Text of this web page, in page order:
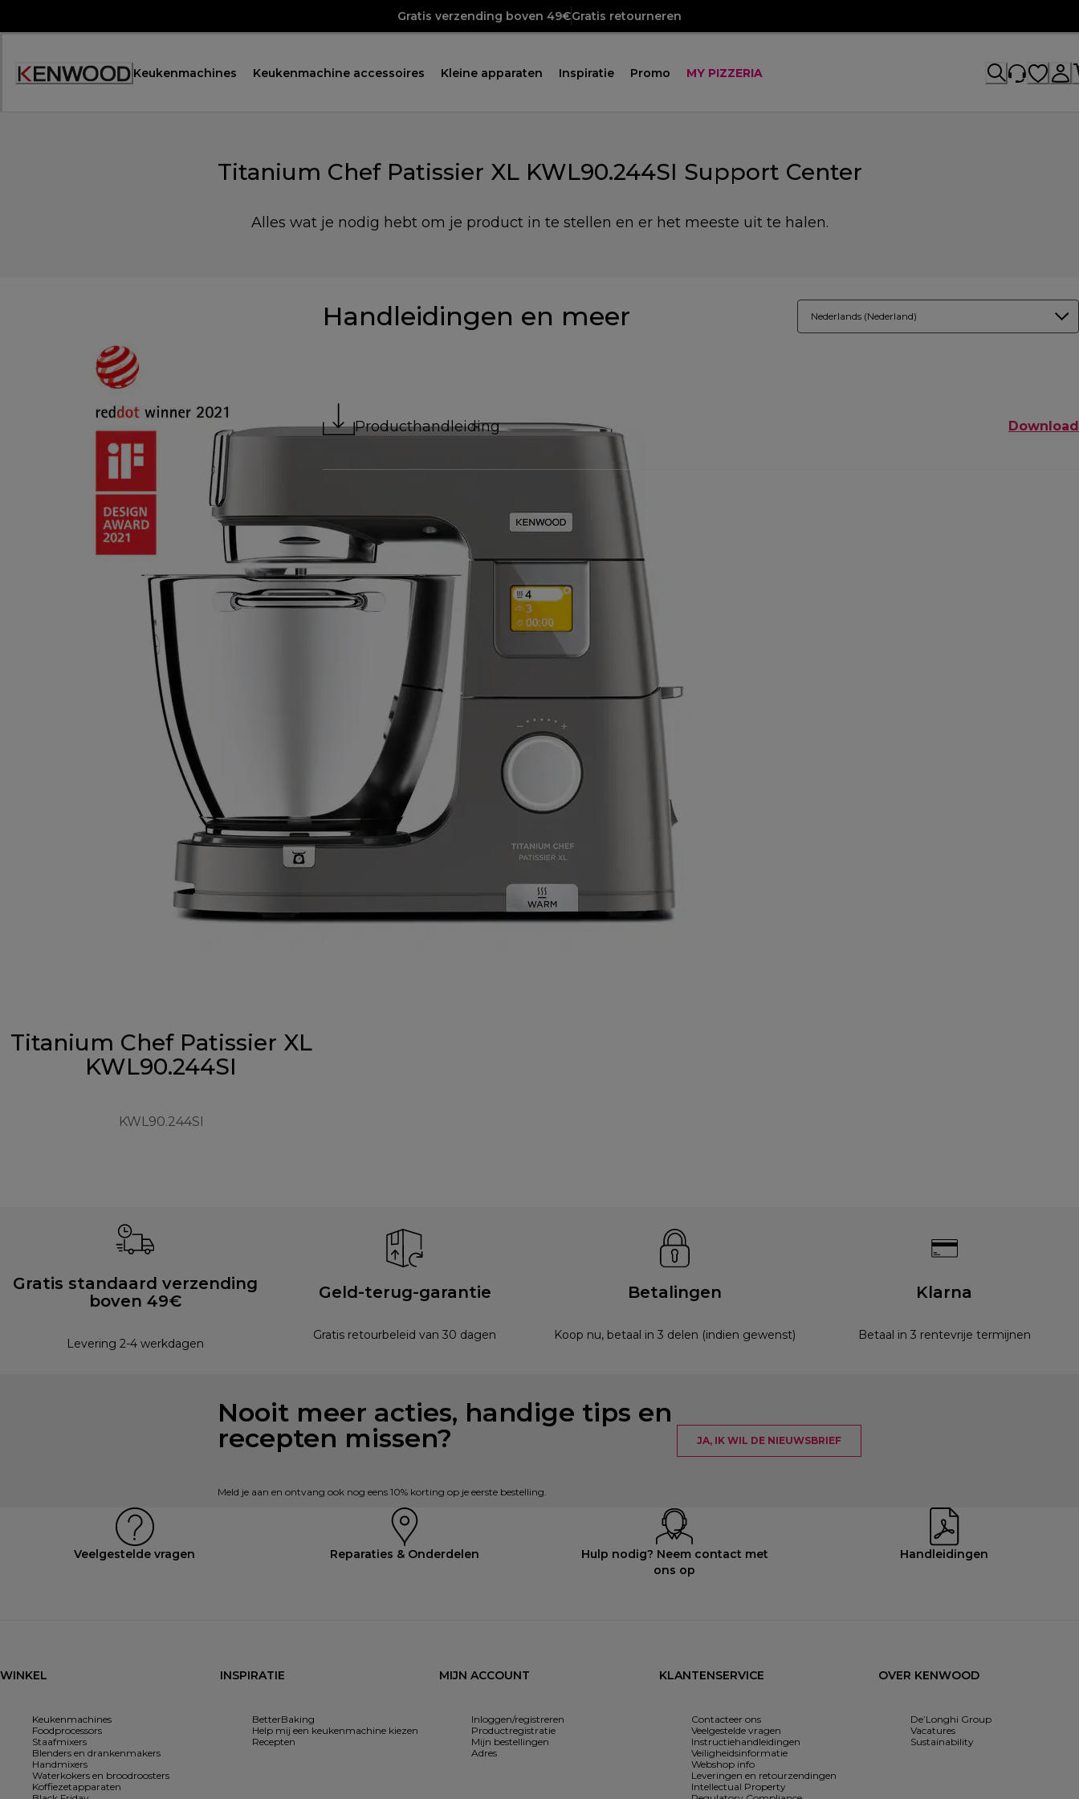
Gratis verzending boven 49€Gratis retourneren
Keukenmachines Keukenmachine accessoires Kleine apparaten Inspiratie Promo MY PIZZERIA
Titanium Chef Patissier XL KWL90.244SI Support Center
Alles wat je nodig hebt om je product in te stellen en er het meeste uit te halen.
Titanium Chef Patissier XL
KWL90.244SI
KWL90.244SI
Handleidingen en meer Nederlands (Nederland)
Producthandleiding Download
Gratis standaard verzending
boven 49€
Levering 2-4 werkdagen
Geld-terug-garantie
Gratis retourbeleid van 30 dagen
Betalingen
Koop nu, betaal in 3 delen (indien gewenst)
Klarna
Betaal in 3 rentevrije termijnen
Nooit meer acties, handige tips en
recepten missen?
Meld je aan en ontvang ook nog eens 10% korting op je eerste bestelling.
JA, IK WIL DE NIEUWSBRIEF
Veelgestelde vragen Reparaties & Onderdelen
Hulp nodig? Neem contact met
ons op
Handleidingen
WINKEL
Keukenmachines
Foodprocessors
Staafmixers
Blenders en drankenmakers
Handmixers
Waterkokers en broodroosters
Koffiezetapparaten
INSPIRATIE
BetterBaking
Help mij een keukenmachine kiezen
Recepten
MIJN ACCOUNT
Inloggen/registreren
Productregistratie
Mijn bestellingen
Adres
KLANTENSERVICE
Contacteer ons
Veelgestelde vragen
Instructiehandleidingen
Veiligheidsinformatie
Webshop info
Leveringen en retourzendingen
Intellectual Property
OVER KENWOOD
De’Longhi Group
Vacatures
Sustainability